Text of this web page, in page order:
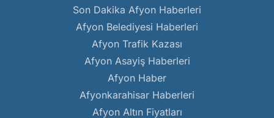
Son Dakika Afyon Haberleri
Afyon Belediyesi Haberleri
Afyon Trafik Kazası
Afyon Asayiş Haberleri
Afyon Haber
Afyonkarahisar Haberleri
Afyon Altın Fiyatları